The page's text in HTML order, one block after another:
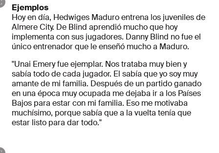
Ejemplos
Hoy en día, Hedwiges Maduro entrena los juveniles de
Almere City. De Blind aprendió mucho que hoy
implementa con sus jugadores. Danny Blind no fue el
único entrenador que le enseñó mucho a Maduro.
"Unai Emery fue ejemplar. Nos trataba muy bien y
sabía todo de cada jugador. El sabía que yo soy muy
amante de mi familia. Después de un partido ganado
en una época muy ocupada me dejaba ir a los Países
Bajos para estar con mi familia. Eso me motivaba
muchísimo, porque sabía que a la vuelta tenía que
estar listo para dar todo."